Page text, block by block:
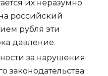
их неразумно
российский
рубля эти
давление.
за нарушения
законодательства